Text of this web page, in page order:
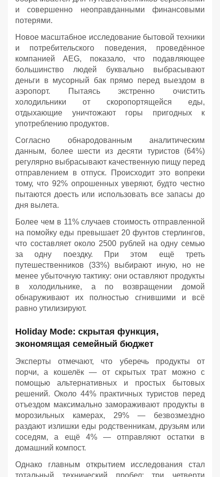
и совершенно неоправданными финансовыми
потерями.
Новое масштабное исследование бытовой техники
и потребительского поведения, проведённое
компанией AEG, показало, что подавляющее
большинство людей буквально выбрасывают
деньги в мусорный бак прямо перед выездом в
аэропорт. Пытаясь экстренно очистить
холодильники от скоропортящейся еды,
отдыхающие уничтожают горы пригодных к
употреблению продуктов.
Согласно обнародованным аналитическим
данным, более шести из десяти туристов (64%)
регулярно выбрасывают качественную пищу перед
отправлением в отпуск. Происходит это вопреки
тому, что 92% опрошенных уверяют, будто честно
пытаются доесть или использовать все запасы до
дня вылета.
Более чем в 11% случаев стоимость отправленной
на помойку еды превышает 20 фунтов стерлингов,
что составляет около 2500 рублей на одну семью
за одну поездку. При этом ещё треть
путешественников (33%) выбирают иную, но не
менее убыточную тактику: они оставляют продукты
в холодильнике, а по возвращении домой
обнаруживают их полностью сгнившими и всё
равно утилизируют.
Holiday Mode: скрытая функция,
экономящая семейный бюджет
Эксперты отмечают, что уберечь продукты от
порчи, а кошелёк — от скрытых трат можно с
помощью альтернативных и простых бытовых
решений. Около 44% практичных туристов перед
отъездом максимально замораживают продукты в
морозильных камерах, 29% — безвозмездно
раздают излишки еды родственникам, друзьям или
соседям, а ещё 4% — отправляют остатки в
домашний компост.
Однако главным открытием исследования стал
тотальный технический пробел: три четверти